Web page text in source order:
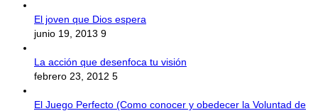
El joven que Dios espera
junio 19, 2013 9
La acción que desenfoca tu visión
febrero 23, 2012 5
El Juego Perfecto (Como conocer y obedecer la Voluntad de